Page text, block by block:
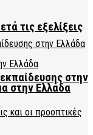
στην
τις εξελίξεις
στην Ελλάδα